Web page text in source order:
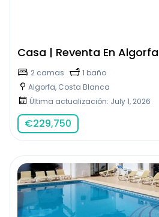
Casa | Reventa En Algorfa
2 camas
1 baño
Algorfa, Costa Blanca
Última actualización: July 1, 2026
€229,750